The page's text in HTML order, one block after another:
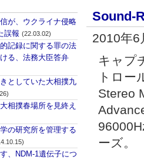
Sound-
2010年6
キャプ
トロー
Stereo
ーズ。
が、ウクライナ侵略
誤報 (22.03.02)
記録に関する罪の法
る、法務大臣答弁
としていた大相撲九
相撲春場所を見終え
の研究所を管理する
、NDM-1遺伝子につ